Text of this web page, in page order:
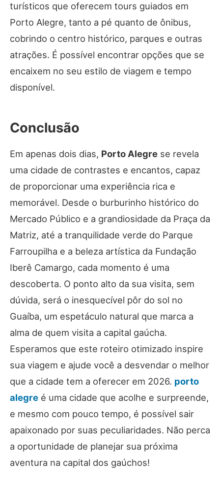
turísticos que oferecem tours guiados em
Porto Alegre, tanto a pé quanto de ônibus,
cobrindo o centro histórico, parques e outras
atrações. É possível encontrar opções que se
encaixem no seu estilo de viagem e tempo
disponível.
Conclusão
Em apenas dois dias, Porto Alegre se revela
uma cidade de contrastes e encantos, capaz
de proporcionar uma experiência rica e
memorável. Desde o burburinho histórico do
Mercado Público e a grandiosidade da Praça da
Matriz, até a tranquilidade verde do Parque
Farroupilha e a beleza artística da Fundação
Iberê Camargo, cada momento é uma
descoberta. O ponto alto da sua visita, sem
dúvida, será o inesquecível pôr do sol no
Guaíba, um espetáculo natural que marca a
alma de quem visita a capital gaúcha.
Esperamos que este roteiro otimizado inspire
sua viagem e ajude você a desvendar o melhor
que a cidade tem a oferecer em 2026. porto
alegre é uma cidade que acolhe e surpreende,
e mesmo com pouco tempo, é possível sair
apaixonado por suas peculiaridades. Não perca
a oportunidade de planejar sua próxima
aventura na capital dos gaúchos!